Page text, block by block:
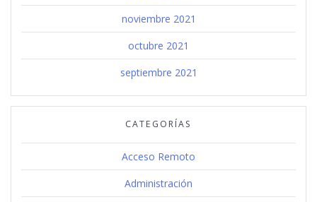
noviembre 2021
octubre 2021
septiembre 2021
CATEGORÍAS
Acceso Remoto
Administración